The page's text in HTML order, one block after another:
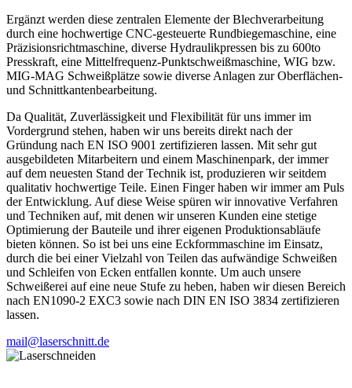
Ergänzt werden diese zentralen Elemente der Blechverarbeitung
durch eine hochwertige CNC-gesteuerte Rundbiegemaschine, eine
Präzisionsrichtmaschine, diverse Hydraulikpressen bis zu 600to
Presskraft, eine Mittelfrequenz-Punktschweißmaschine, WIG bzw.
MIG-MAG Schweißplätze sowie diverse Anlagen zur Oberflächen-
und Schnittkantenbearbeitung.
Da Qualität, Zuverlässigkeit und Flexibilität für uns immer im
Vordergrund stehen, haben wir uns bereits direkt nach der
Gründung nach EN ISO 9001 zertifizieren lassen. Mit sehr gut
ausgebildeten Mitarbeitern und einem Maschinenpark, der immer
auf dem neuesten Stand der Technik ist, produzieren wir seitdem
qualitativ hochwertige Teile. Einen Finger haben wir immer am Puls
der Entwicklung. Auf diese Weise spüren wir innovative Verfahren
und Techniken auf, mit denen wir unseren Kunden eine stetige
Optimierung der Bauteile und ihrer eigenen Produktionsabläufe
bieten können. So ist bei uns eine Eckformmaschine im Einsatz,
durch die bei einer Vielzahl von Teilen das aufwändige Schweißen
und Schleifen von Ecken entfallen konnte. Um auch unsere
Schweißerei auf eine neue Stufe zu heben, haben wir diesen Bereich
nach EN1090-2 EXC3 sowie nach DIN EN ISO 3834 zertifizieren
lassen.
mail@laserschnitt.de